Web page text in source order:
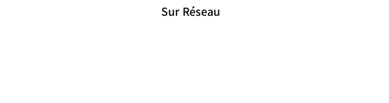
Sur Réseau